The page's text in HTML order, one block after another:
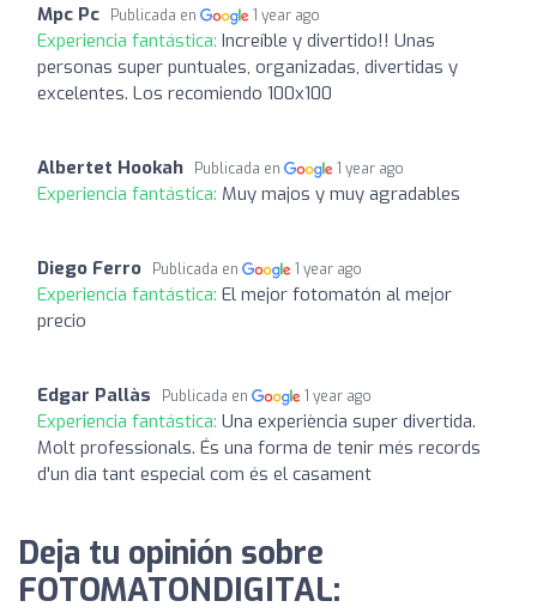
Mpc Pc Publicada en 1 year ago
Experiencia fantástica: Increíble y divertido!! Unas
personas super puntuales, organizadas, divertidas y
excelentes. Los recomiendo 100x100
Albertet Hookah Publicada en 1 year ago
Experiencia fantástica: Muy majos y muy agradables
Diego Ferro Publicada en 1 year ago
Experiencia fantástica: El mejor fotomatón al mejor
precio
Edgar Pallàs Publicada en 1 year ago
Experiencia fantástica: Una experiència super divertida.
Molt professionals. És una forma de tenir més records
d'un dia tant especial com és el casament
Deja tu opinión sobre
FOTOMATONDIGITAL: